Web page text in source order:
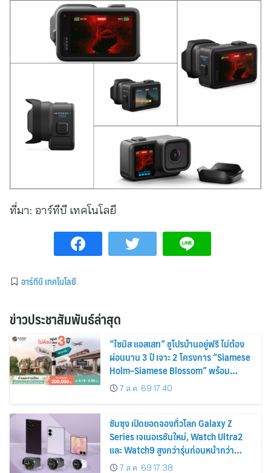
ที่มา: อาร์ทีบี เทคโนโลยี
อาร์ทีบี เทคโนโลยี
ข่าวประชาสัมพันธ์ล่าสุด
“ไซมิส แอสเสท” ชูโปรบ้านอยู่ฟรี ไม่ต้อง
ผ่อนนาน 3 ปี เจาะ 2 โครงการ “Siamese
Holm–Siamese Blossom” พร้อม
ส่วนลดและสิทธิพิเศษถึง 31 สิงหาคม
2569
7 ส.ค. 69 17:40
ซัมซุง เปิดยอดจองทั่วโลก Galaxy Z
Series เจเนอเรชันใหม่, Watch Ultra2
และ Watch9 สูงกว่ารุ่นก่อนหน้ากว่า
30%7 ส.ค. 69 17:38